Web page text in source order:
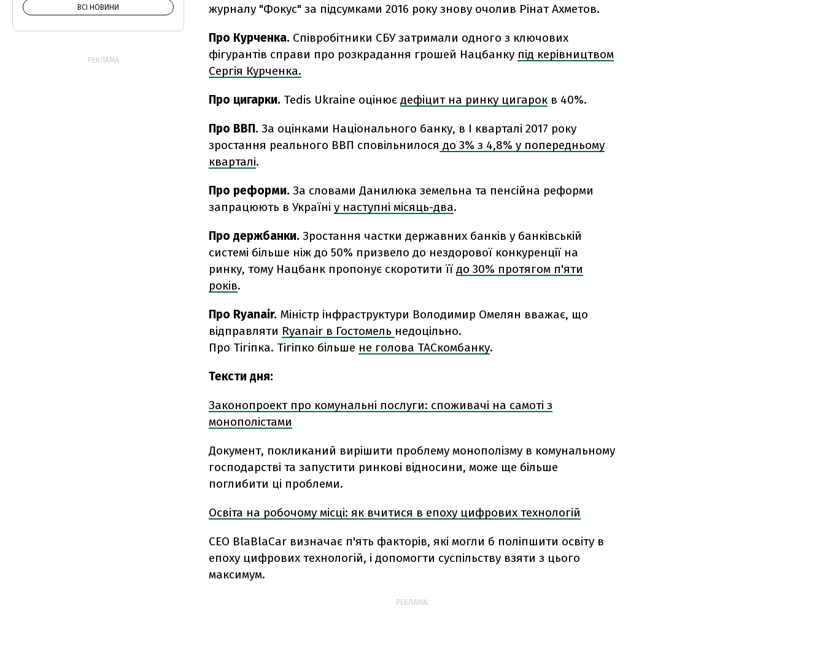
журналу "Фокус" за підсумками 2016 року знову очолив Рінат Ахметов.
Про Курченка. Співробітники СБУ затримали одного з ключових
фігурантів справи про розкрадання грошей Нацбанку під керівництвом
Сергія Курченка.
Про цигарки. Tedis Ukraine оцінює дефіцит на ринку цигарок в 40%.
Про ВВП. За оцінками Національного банку, в I кварталі 2017 року
зростання реального ВВП сповільнилося до 3% з 4,8% у попередньому
кварталі.
Про реформи. За словами Данилюка земельна та пенсійна реформи
запрацюють в Україні у наступні місяць-два.
Про держбанки. Зростання частки державних банків у банківській
системі більше ніж до 50% призвело до нездорової конкуренції на
ринку, тому Нацбанк пропонує скоротити її до 30% протягом п'яти
років.
Про Ryanair. Міністр інфраструктури Володимир Омелян вважає, що
відправляти Ryanair в Гостомель недоцільно.
Про Тігіпка. Тігіпко більше не голова ТАСкомбанку.
Тексти дня:
Законопроект про комунальні послуги: споживачі на самоті з
монополістами
Документ, покликаний вирішити проблему монополізму в комунальному
господарстві та запустити ринкові відносини, може ще більше
поглибити ці проблеми.
Освіта на робочому місці: як вчитися в епоху цифрових технологій
CEO BlaBlaCar визначає п'ять факторів, які могли б поліпшити освіту в
епоху цифрових технологій, і допомогти суспільству взяти з цього
максимум.
РЕКЛАМА:
ВСІ НОВИНИ
РЕКЛАМА: